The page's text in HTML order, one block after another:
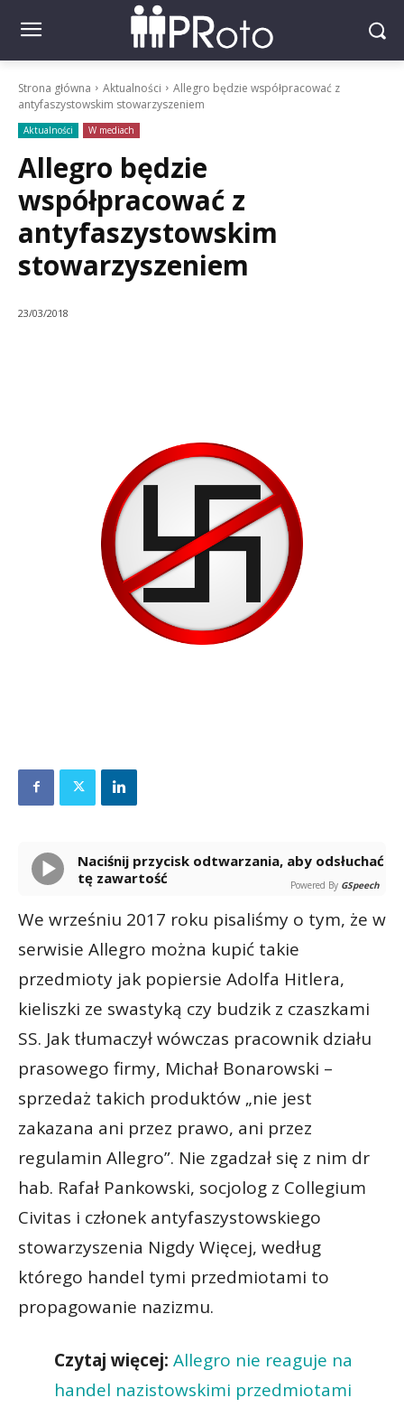
Strona główna Aktualności
Allegro będzie współpracować z
antyfaszystowskim stowarzyszeniem
Aktualności W mediach
Allegro będzie
współpracować z
antyfaszystowskim
stowarzyszeniem
23/03/2018
Naciśnij przycisk odtwarzania, aby odsłuchać
tę zawartość
Powered By GSpeech
We wrześniu 2017 roku pisaliśmy o tym, że w
serwisie Allegro można kupić takie
przedmioty jak popiersie Adolfa Hitlera,
kieliszki ze swastyką czy budzik z czaszkami
SS. Jak tłumaczył wówczas pracownik działu
prasowego firmy, Michał Bonarowski –
sprzedaż takich produktów „nie jest
zakazana ani przez prawo, ani przez
regulamin Allegro”. Nie zgadzał się z nim dr
hab. Rafał Pankowski, socjolog z Collegium
Civitas i członek antyfaszystowskiego
stowarzyszenia Nigdy Więcej, według
którego handel tymi przedmiotami to
propagowanie nazizmu.
Czytaj więcej: Allegro nie reaguje na
handel nazistowskimi przedmiotami